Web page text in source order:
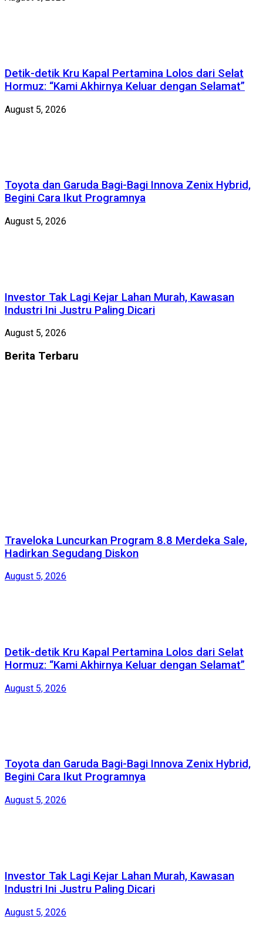
Detik-detik Kru Kapal Pertamina Lolos dari Selat
Hormuz: “Kami Akhirnya Keluar dengan Selamat”
August 5, 2026
Toyota dan Garuda Bagi-Bagi Innova Zenix Hybrid,
Begini Cara Ikut Programnya
August 5, 2026
Investor Tak Lagi Kejar Lahan Murah, Kawasan
Industri Ini Justru Paling Dicari
August 5, 2026
Berita Terbaru
Traveloka Luncurkan Program 8.8 Merdeka Sale,
Hadirkan Segudang Diskon
August 5, 2026
Detik-detik Kru Kapal Pertamina Lolos dari Selat
Hormuz: “Kami Akhirnya Keluar dengan Selamat”
August 5, 2026
Toyota dan Garuda Bagi-Bagi Innova Zenix Hybrid,
Begini Cara Ikut Programnya
August 5, 2026
Investor Tak Lagi Kejar Lahan Murah, Kawasan
Industri Ini Justru Paling Dicari
August 5, 2026